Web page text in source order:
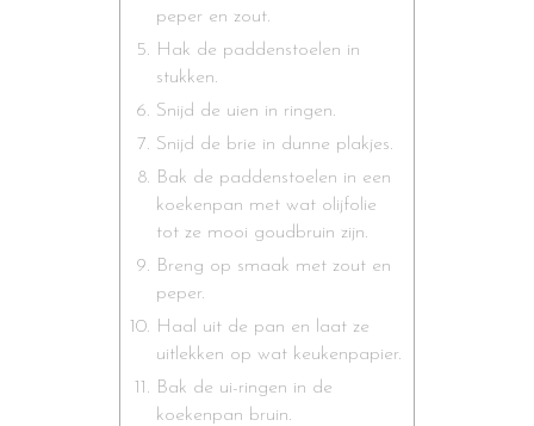
peper en zout.
Hak de paddenstoelen in
stukken.
Snijd de uien in ringen.
Snijd de brie in dunne plakjes.
Bak de paddenstoelen in een
koekenpan met wat olijfolie
tot ze mooi goudbruin zijn.
Breng op smaak met zout en
peper.
Haal uit de pan en laat ze
uitlekken op wat keukenpapier.
Bak de ui-ringen in de
koekenpan bruin.